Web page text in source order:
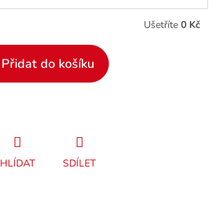
Ušetříte 0 Kč
Přidat do košíku
HLÍDAT SDÍLET